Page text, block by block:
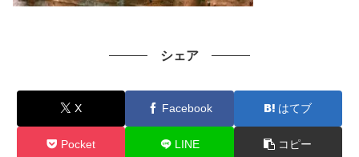
シェア
X Facebook はてブ
Pocket LINE コピー